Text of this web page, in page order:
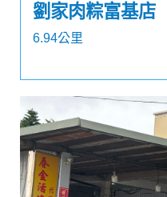
劉家肉粽富基店
6.94公里